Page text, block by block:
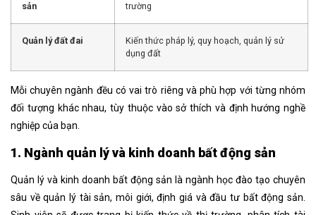
sản
trường
Quản lý đất đai
Kiến thức pháp lý, quy hoạch, quản lý sử
dụng đất
Mỗi chuyên ngành đều có vai trò riêng và phù hợp với từng nhóm
đối tượng khác nhau, tùy thuộc vào sở thích và định hướng nghề
nghiệp của bạn.
1. Ngành quản lý và kinh doanh bất động sản
Quản lý và kinh doanh bất động sản là ngành học đào tạo chuyên
sâu về quản lý tài sản, môi giới, định giá và đầu tư bất động sản.